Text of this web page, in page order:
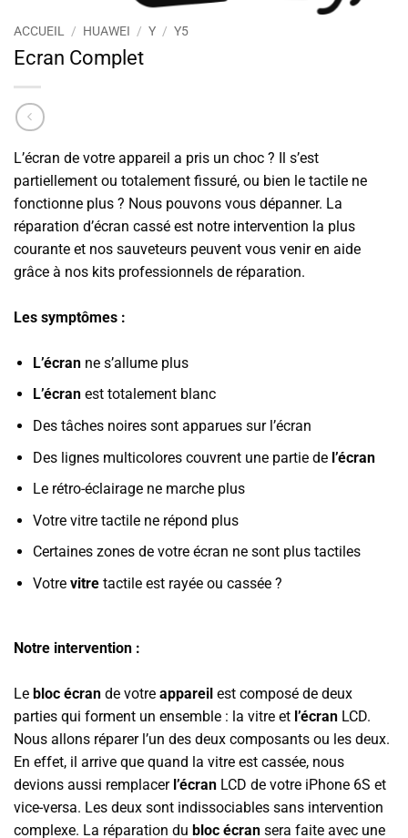
ACCUEIL / HUAWEI / Y / Y5
Ecran Complet
L’écran de votre appareil a pris un choc ? Il s’est
partiellement ou totalement fissuré, ou bien le tactile ne
fonctionne plus ? Nous pouvons vous dépanner. La
réparation d’écran cassé est notre intervention la plus
courante et nos sauveteurs peuvent vous venir en aide
grâce à nos kits professionnels de réparation.
Les symptômes :
L’écranne s’allume plus
L’écranest totalement blanc
Des tâches noires sont apparues sur l’écran
Des lignes multicolores couvrent une partie de l’écran
Le rétro-éclairage ne marche plus
Votre vitre tactile ne répond plus
Certaines zones de votre écran ne sont plus tactiles
Votre vitretactile est rayée ou cassée ?
Notre intervention :
Le bloc écran de votre appareil est composé de deux
parties qui forment un ensemble : la vitre et l’écran LCD.
Nous allons réparer l’un des deux composants ou les deux.
En effet, il arrive que quand la vitre est cassée, nous
devions aussi remplacer l’écran LCD de votre iPhone 6S et
vice-versa. Les deux sont indissociables sans intervention
complexe. La réparation du bloc écran sera faite avec une